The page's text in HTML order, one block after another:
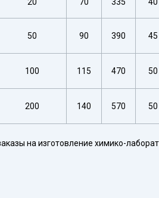
20 70 335 40
50 90 390 45
100 115 470 50
200 140 570 50
на изготовление химико-